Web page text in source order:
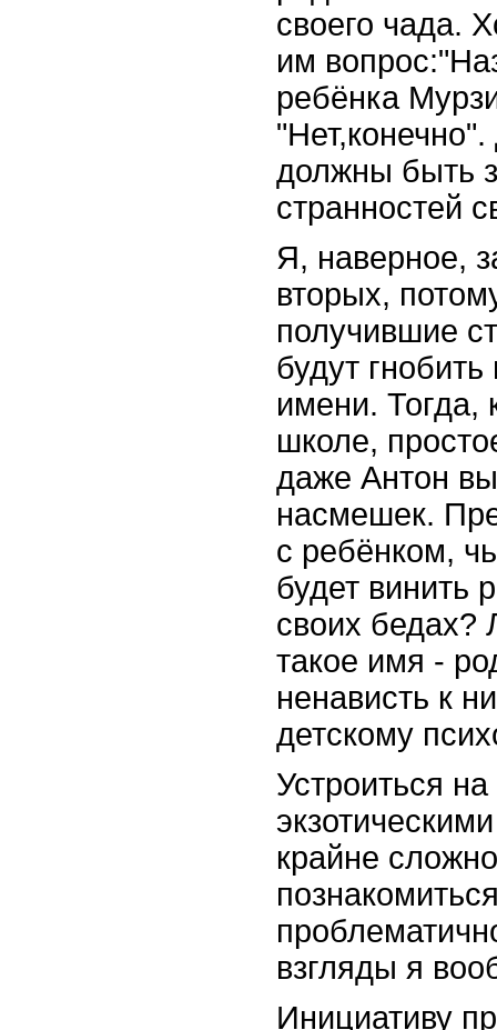
своего чада.
им
ребёнка
должны быть
странностей
Я, наверное,
вторых,
получившие
будут
имени. Тогда,
школе,
даже Антон
насмешек.
с ребёнком,
будет винить
своих
такое имя -
ненависть к
детскому
Устроиться
крайне
взгляды я
Инициативу